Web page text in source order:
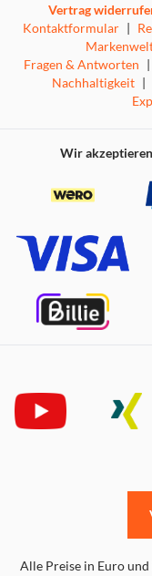
Vertrag
Kontaktformular |
Fragen & Antworten |
Nachhaltigkeit |
Wir
Alle Preise in Euro